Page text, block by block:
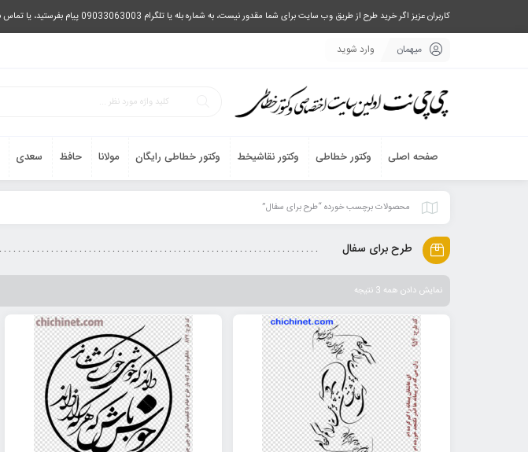
کاربران عزیز اگر خرید طرح از طریق وب سایت برای شما مقدور نیست، به شماره بله یا تلگرام 09033063003 پیام بفرستید، یا تماس بگیرید و طرح مورد نظر خود را دریافت نمایید.
میهمان وارد شوید
صفحه اصلی وکتور خطاطی وکتور نقاشیخط وکتور خطاطی رایگان مولانا حافظ سعدی
محصولات برچسب خورده “طرح برای سفال”
طرح برای سفال
نمایش دادن همه 3 نتیجه